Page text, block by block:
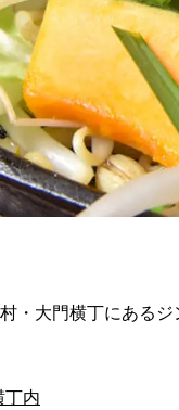
・大門横丁にある
内